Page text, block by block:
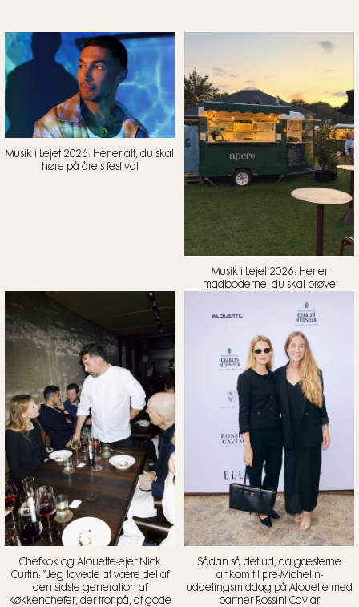
Musik i Lejet 2026: Her er alt, du skal
høre på årets festival
Musik i Lejet 2026: Her er
madboderne, du skal prøve
Chefkok og Alouette-ejer Nick
Curtin: “Jeg lovede at være del af
den sidste generation af
køkkenchefer, der tror på, at gode
Sådan så det ud, da gæsterne
ankom til pre-Michelin-
uddelingsmiddag på Alouette med
partner Rossini Caviar